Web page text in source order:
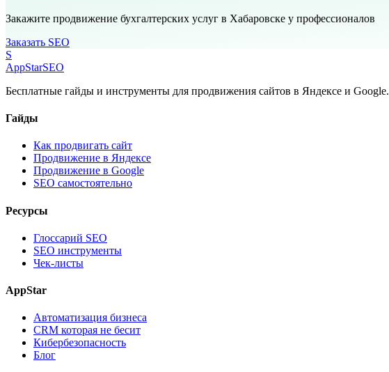
Закажите продвижение бухгалтерских услуг в Хабаровске у профессионалов
Заказать SEO
S
AppStarSEO
Бесплатные гайды и инструменты для продвижения сайтов в Яндексе и Google.
Гайды
Как продвигать сайт
Продвижение в Яндексе
Продвижение в Google
SEO самостоятельно
Ресурсы
Глоссарий SEO
SEO инструменты
Чек-листы
AppStar
Автоматизация бизнеса
CRM которая не бесит
Кибербезопасность
Блог